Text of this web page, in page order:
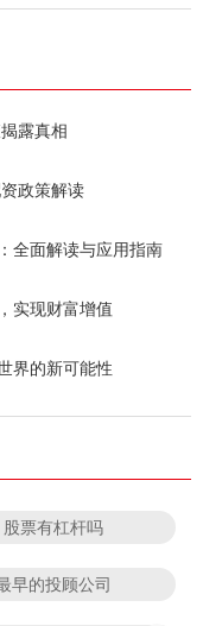
露真相
政策解读
全面解读与应用指南
实现财富增值
界的新可能性
股票有杠杆吗
早的投顾公司